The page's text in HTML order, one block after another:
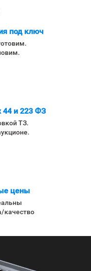
под ключ
44 и 223 ФЗ
ТЗ.
цены
качество